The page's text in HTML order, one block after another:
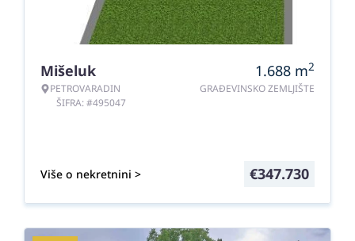
Mišeluk
PETROVARADIN
ŠIFRA: #495047
1.688 m2
GRAĐEVINSKO ZEMLJIŠTE
Više o nekretnini > €347.730